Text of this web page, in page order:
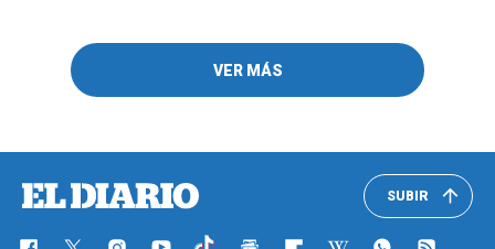
VER MÁS
SUBIR